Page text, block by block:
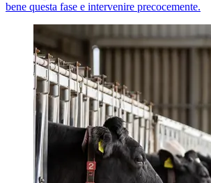
bene questa fase e intervenire precocemente.